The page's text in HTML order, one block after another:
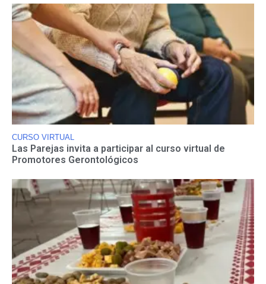
CURSO VIRTUAL
Las Parejas invita a participar al curso virtual de
Promotores Gerontológicos